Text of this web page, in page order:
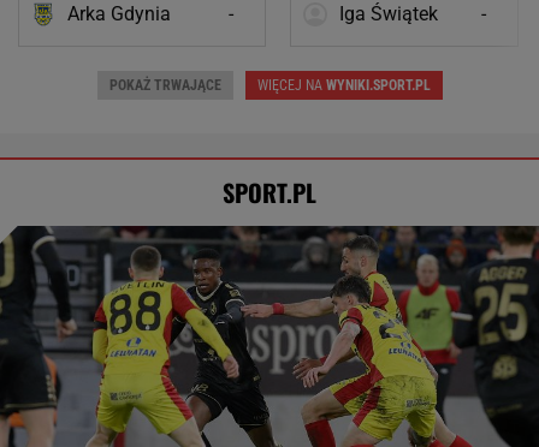
Arka Gdynia
-
Iga Świątek
-
POKAŻ TRWAJĄCE WIĘCEJ NA WYNIKI.SPORT.PL
SPORT.PL